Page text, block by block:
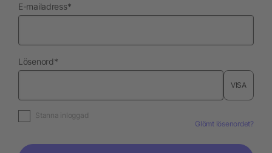
E-mailadressnödvändig
*
Lösenordnödvändig
*
VISA
Stanna inloggad
Glömt lösenordet?